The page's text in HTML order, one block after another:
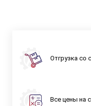
Отгрузка со
Все цены на